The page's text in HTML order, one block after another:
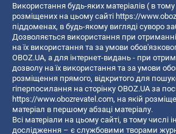
Використання будь-яких матеріалів ( в тому
розміщених на цьому сайті https://
піддоменах, в будь-якому вигляді суворо
Дозволяється використання при
на їх використання та за умови
OBOZ.UA, а для інтернет-видань - при
дозволу на їх використання та за умови
розміщення прямого, відкритого для
гіперпосилання на сторінку OBOZ.UA за
https://www.obozrevatel.com, на якій
матеріал в першому абзаці матеріалу.
Всі матеріали на цьому сайті, в тому числі
дослідження – є службовими творами